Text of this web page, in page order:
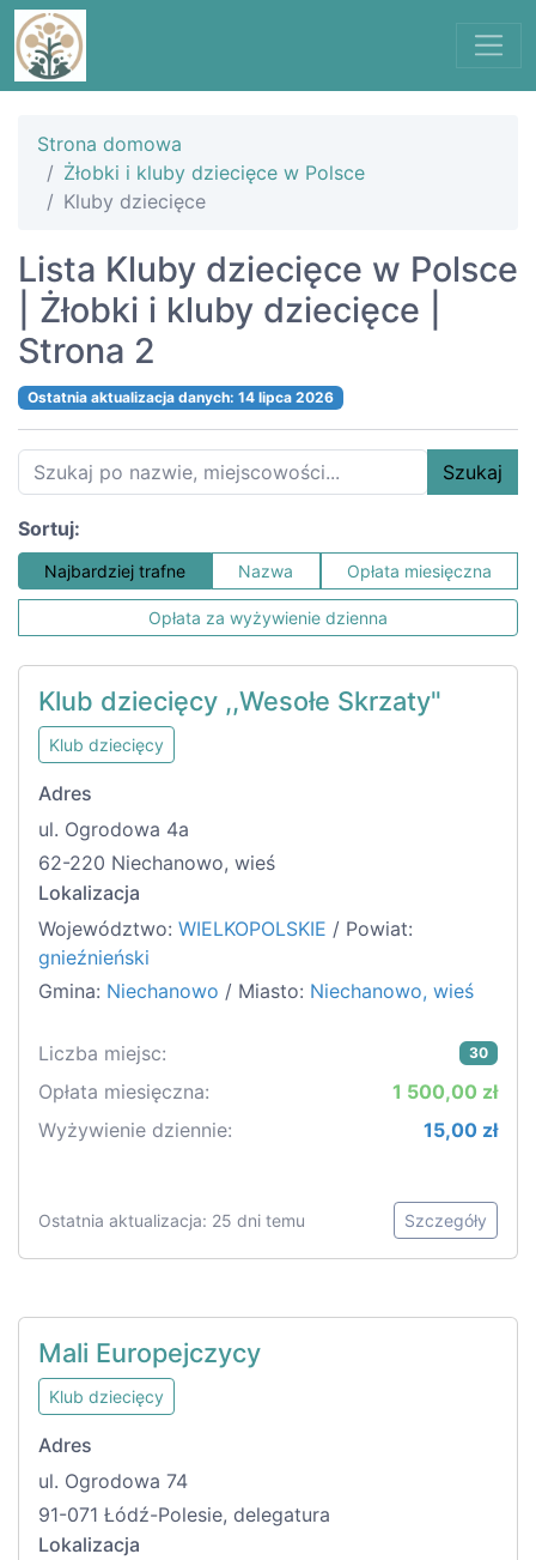
Strona domowa
Żłobki i kluby dziecięce w Polsce
Kluby dziecięce
Lista Kluby dziecięce w Polsce
| Żłobki i kluby dziecięce |
Strona 2
Ostatnia aktualizacja danych: 14 lipca 2026
Szukaj
Sortuj:
Najbardziej trafne Nazwa Opłata miesięczna
Opłata za wyżywienie dzienna
Klub dziecięcy ,,Wesołe Skrzaty"
Klub dziecięcy
Adres
ul. Ogrodowa 4a
62-220 Niechanowo, wieś
Lokalizacja
Województwo: WIELKOPOLSKIE / Powiat:
gnieźnieński
Gmina: Niechanowo / Miasto: Niechanowo, wieś
Liczba miejsc: 30
Opłata miesięczna:
1 500,00 zł
Wyżywienie dziennie:
15,00 zł
Ostatnia aktualizacja: 25 dni temu Szczegóły
Mali Europejczycy
Klub dziecięcy
Adres
ul. Ogrodowa 74
91-071 Łódź-Polesie, delegatura
Lokalizacja